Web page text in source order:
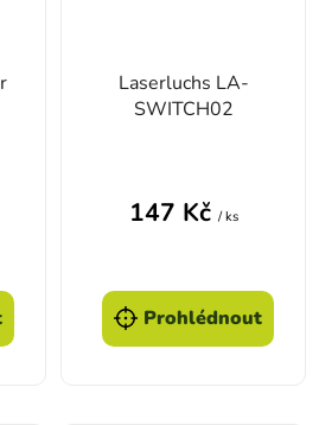
Laserluchs LA-
SWITCH02
147 Kč / ks
Prohlédnout